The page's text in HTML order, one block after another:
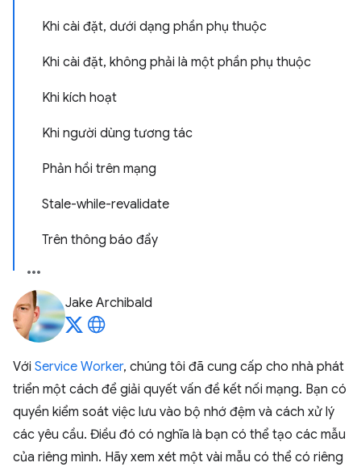
Khi cài đặt, dưới dạng phần phụ thuộc
Khi cài đặt, không phải là một phần phụ thuộc
Khi kích hoạt
Khi người dùng tương tác
Phản hồi trên mạng
Stale-while-revalidate
Trên thông báo đẩy
Jake Archibald
Với Service Worker, chúng tôi đã cung cấp cho nhà phát
triển một cách để giải quyết vấn đề kết nối mạng. Bạn có
quyền kiểm soát việc lưu vào bộ nhớ đệm và cách xử lý
các yêu cầu. Điều đó có nghĩa là bạn có thể tạo các mẫu
của riêng mình. Hãy xem xét một vài mẫu có thể có riêng